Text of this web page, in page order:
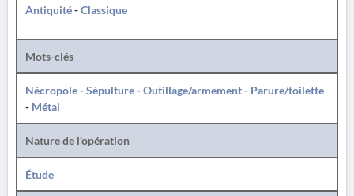
Antiquité-Classique
Mots-clés
Nécropole-Sépulture-Outillage/armement- Parure/toilette
- Métal
Nature de l'opération
Étude